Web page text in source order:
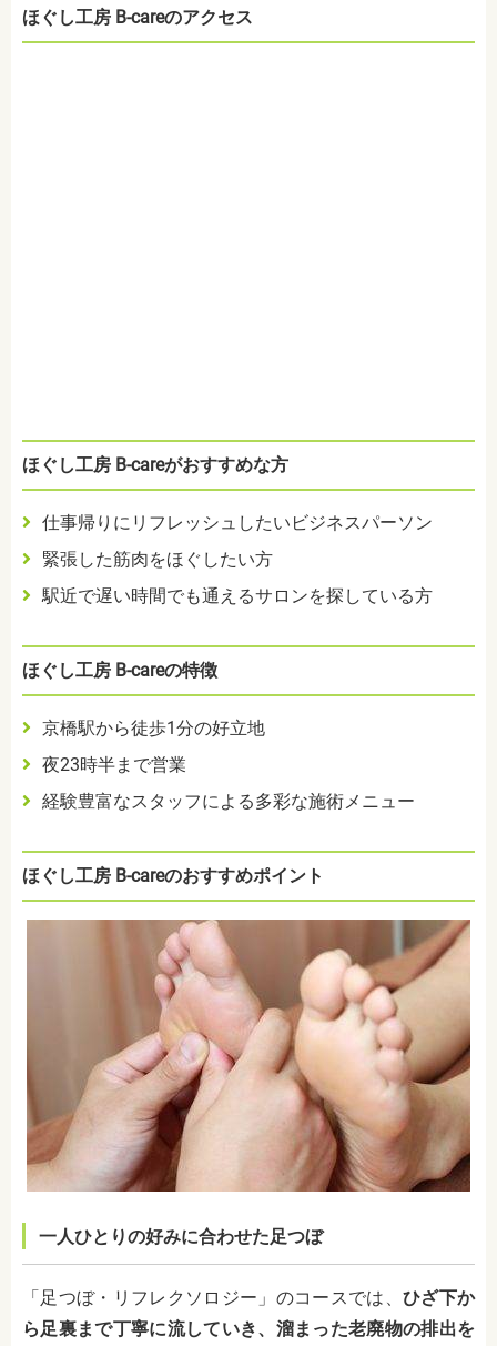
ほぐし工房 B-careのアクセス
ほぐし工房 B-careがおすすめな方
仕事帰りにリフレッシュしたいビジネスパーソン
緊張した筋肉をほぐしたい方
駅近で遅い時間でも通えるサロンを探している方
ほぐし工房 B-careの特徴
京橋駅から徒歩1分の好立地
夜23時半まで営業
経験豊富なスタッフによる多彩な施術メニュー
ほぐし工房 B-careのおすすめポイント
一人ひとりの好みに合わせた足つぼ
「足つぼ・リフレクソロジー」のコースでは、 ひざ下か
ら足裏まで丁寧に流していき、溜まった老廃物の排出を